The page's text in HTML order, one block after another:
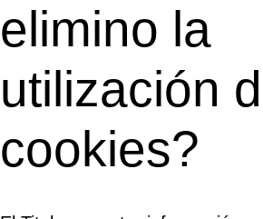
elimino la
utilización
cookies?